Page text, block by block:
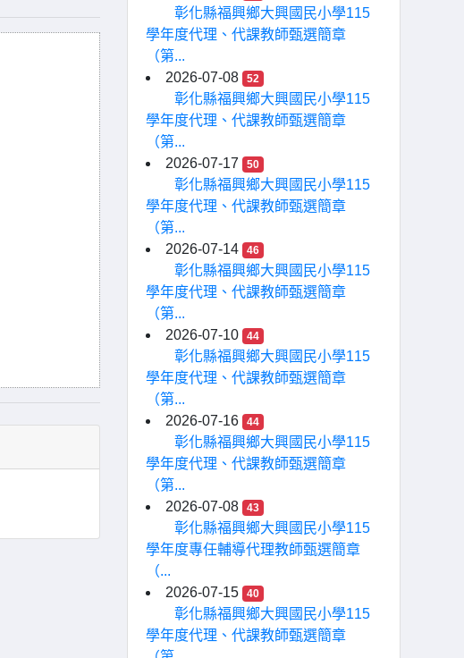
彰化縣福興鄉大興國民小學115
學年度代理、代課教師甄選簡章
（第...
2026-07-08
52
彰化縣福興鄉大興國民小學115
學年度代理、代課教師甄選簡章
（第...
2026-07-17
50
彰化縣福興鄉大興國民小學115
學年度代理、代課教師甄選簡章
（第...
2026-07-14
46
彰化縣福興鄉大興國民小學115
學年度代理、代課教師甄選簡章
（第...
2026-07-10
44
彰化縣福興鄉大興國民小學115
學年度代理、代課教師甄選簡章
（第...
2026-07-16
44
彰化縣福興鄉大興國民小學115
學年度代理、代課教師甄選簡章
（第...
2026-07-08
43
彰化縣福興鄉大興國民小學115
學年度專任輔導代理教師甄選簡章
（...
2026-07-15
40
彰化縣福興鄉大興國民小學115
學年度代理、代課教師甄選簡章